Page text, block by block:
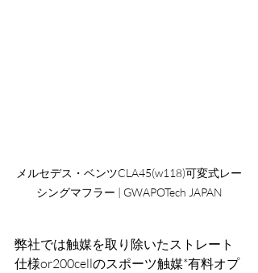
メルセデス・ベンツCLA45(w118)可変式レー
シングマフラー | GWAPOTech JAPAN
弊社では触媒を取り除いたストレート
仕様or200cellのスポーツ触媒*有料オプ